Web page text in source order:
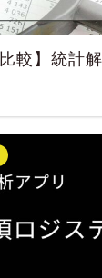
比較】統計